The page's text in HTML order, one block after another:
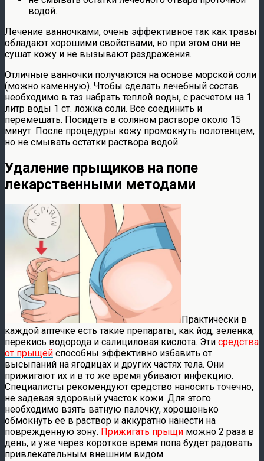
водой.
Лечение ванночками, очень эффективное так как травы
обладают хорошими свойствами, но при этом они не
сушат кожу и не вызывают раздражения.
Отличные ванночки получаются на основе морской соли
(можно каменную). Чтобы сделать лечебный состав
необходимо в таз набрать теплой воды, с расчетом на 1
литр воды 1 ст. ложка соли. Все соединить и
перемешать. Посидеть в соляном растворе около 15
минут. После процедуры кожу промокнуть полотенцем,
но не смывать остатки раствора водой.
Удаление прыщиков на попе
лекарственными методами
Практически в
каждой аптечке есть такие препараты, как йод, зеленка,
перекись водорода и салициловая кислота. Эти средства
от прыщей способны эффективно избавить от
высыпаний на ягодицах и других частях тела. Они
прижигают их и в то же время убивают инфекцию.
Специалисты рекомендуют средство наносить точечно,
не задевая здоровый участок кожи. Для этого
необходимо взять ватную палочку, хорошенько
обмокнуть ее в раствор и аккуратно нанести на
поврежденную зону. Прижигать прыщи можно 2 раза в
день, и уже через короткое время попа будет радовать
привлекательным внешним видом.